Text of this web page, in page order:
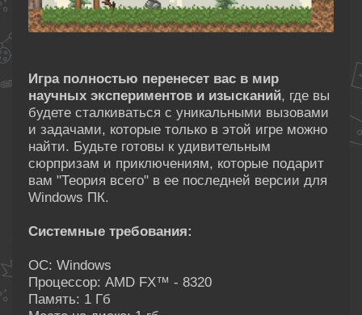
Игра полностью перенесет вас в мир
научных экспериментов и изысканий, где вы
будете сталкиваться с уникальными вызовами
и задачами, которые только в этой игре можно
найти. Будьте готовы к удивительным
сюрпризам и приключениям, которые подарит
вам "Теория всего" в ее последней версии для
Windows ПК.
Системные требования:
ОС: Windows
Процессор: AMD FX™ - 8320
Память: 1 Гб